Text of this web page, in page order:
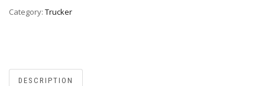
Category: Trucker
DESCRIPTION